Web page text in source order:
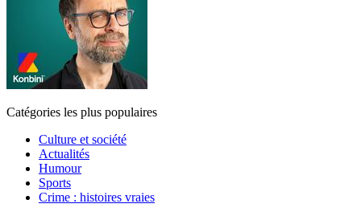
Catégories les plus populaires
Culture et société
Actualités
Humour
Sports
Crime : histoires vraies